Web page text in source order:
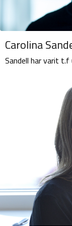
Carolina
Sandell har varit